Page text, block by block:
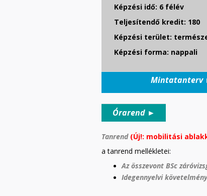
Képzési idő: 6 félév
Teljesítendő kredit: 180
Képzési terület:
Képzési forma: nappali
Mintatanterv
Órarend ►
Tanrend (Új!: mobilitási
a tanrend mellékletei:
Az összevont BSc
Idegennyelvi